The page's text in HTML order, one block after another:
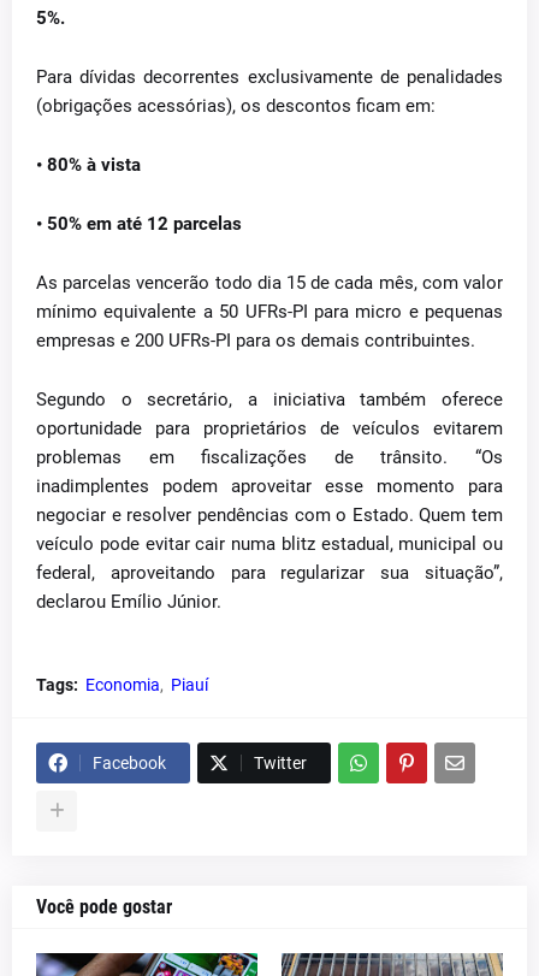
5%.
Para dívidas decorrentes exclusivamente de penalidades
(obrigações acessórias), os descontos ficam em:
• 80% à vista
• 50% em até 12 parcelas
As parcelas vencerão todo dia 15 de cada mês, com valor
mínimo equivalente a 50 UFRs-PI para micro e pequenas
empresas e 200 UFRs-PI para os demais contribuintes.
Segundo o secretário, a iniciativa também oferece
oportunidade para proprietários de veículos evitarem
problemas em fiscalizações de trânsito. “Os
inadimplentes podem aproveitar esse momento para
negociar e resolver pendências com o Estado. Quem tem
veículo pode evitar cair numa blitz estadual, municipal ou
federal, aproveitando para regularizar sua situação”,
declarou Emílio Júnior.
Tags: Economia Piauí
Facebook Twitter
Você pode gostar